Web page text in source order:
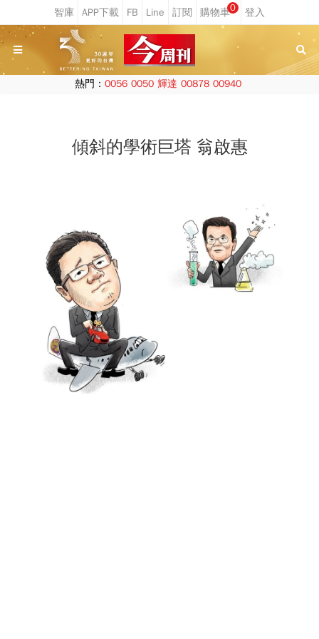
0
熱門： 0056 0050 輝達 00878 00940
傾斜的學術巨塔 翁啟惠